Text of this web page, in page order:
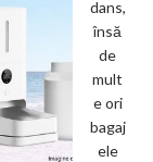
dans,
însă
de
mult
e ori
bagaj
ele